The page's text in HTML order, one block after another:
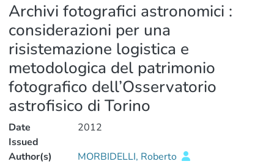
Archivi fotografici astronomici :
considerazioni per una
risistemazione logistica e
metodologica del patrimonio
fotografico dell’Osservatorio
astrofisico di Torino
Date
Issued
2012
Author(s)
MORBIDELLI, Roberto